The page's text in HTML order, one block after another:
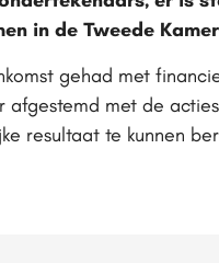
in de Tweede
gehad met
afgestemd met de
resultaat te kunnen